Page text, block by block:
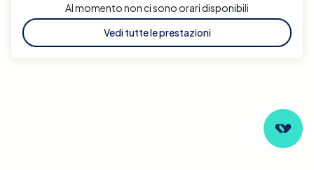
Al momento non ci sono orari disponibili
Vedi tutte le prestazioni